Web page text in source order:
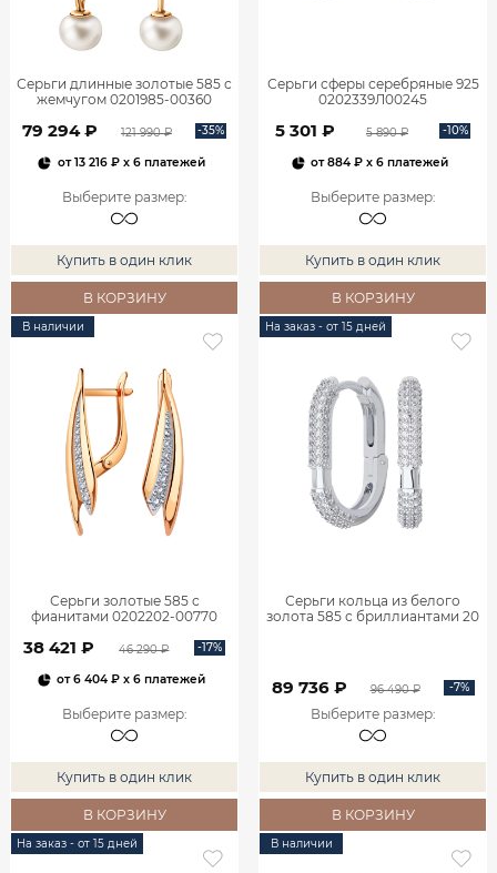
Серьги длинные золотые 585 с
жемчугом 0201985-00360
79 294 ₽ 121 990 ₽ -35%
от13 216 ₽x 6 платежей
Выберите размер:
Купить в один клик
В КОРЗИНУ
Серьги сферы серебряные 925
0202339Л00245
5 301 ₽ 5 890 ₽ -10%
от884 ₽ x 6 платежей
Выберите размер:
Купить в один клик
В КОРЗИНУ
В наличии
Серьги золотые 585 с
фианитами 0202202-00770
38 421 ₽ 46 290 ₽ -17%
от6 404 ₽ x 6 платежей
Выберите размер:
Купить в один клик
В КОРЗИНУ
На заказ - от 15 дней
Серьги кольца из белого
золота 585 с бриллиантами 20
89 736 ₽ 96 490 ₽ -7%
Выберите размер:
Купить в один клик
В КОРЗИНУ
На заказ - от 15 дней В наличии